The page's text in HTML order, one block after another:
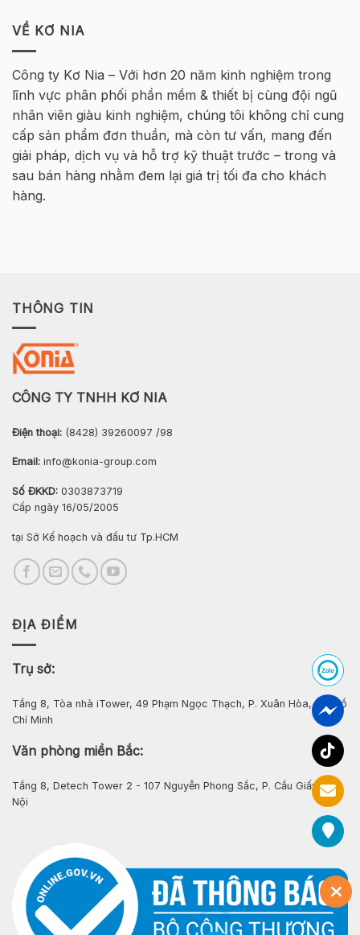
Bê
Cốt
thép
2026
–
Hà
Nội
MT
HØJGAARD
VIETNAM
VỀ KƠ NIA
Công ty Kơ Nia – Với hơn 20 năm kinh nghiệm trong
lĩnh vực phân phối phần mềm & thiết bị cùng đội ngũ
nhân viên giàu kinh nghiệm, chúng tôi không chỉ cung
cấp sản phẩm đơn thuần, mà còn tư vấn, mang đến
giải pháp, dịch vụ và hỗ trợ kỹ thuật trước – trong và
sau bán hàng nhằm đem lại giá trị tối đa cho khách
hàng.
THÔNG TIN
CÔNG TY TNHH KƠ NIA
Điện thoại: (8428) 39260097 /98
Email: info@konia-group.com
Số ĐKKD: 0303873719
Cấp ngày 16/05/2005
tại Sở Kế hoạch và đầu tư Tp.HCM
ĐỊA ĐIỂM
Trụ sở:
Tầng 8, Tòa nhà iTower, 49 Phạm Ngọc Thạch, P. Xuân Hòa, Tp. Hồ
Chí Minh
Văn phòng miền Bắc:
Tầng 8, Detech Tower 2 - 107 Nguyễn Phong Sắc, P. Cầu Giấy, Hà
Nội